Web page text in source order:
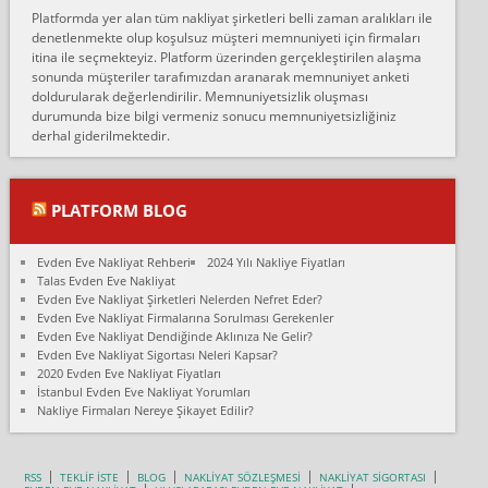
Ankara Alicanlar naklyat tel 5465524025. 2600 TL'ye ankaradan
Konya ya Alicanlar naklyat la anlaştık bu şahıs evin taşınacağı gün
fiyatın mazoto gele...
Fatih kokmese:
Diyarbakır dan eşyamı getirtmek için anlaştım sözleşme yaptım.
Son anda fiyat artırdılar.. mecburiyetten tasittim.. bu kişiler ağrılı
Ali:
olduk. Asansörlü dediler sonra uraya asansör kurulmaz dediler
fark istediler. ortada asa...
Nimet:
Ben 2021 Ağustos ilk haftası Evimi taşıdım yani İstanbul'un bir
Mahallesi'nden bir başka Mahallesi'ne yani Ümraniye bölgesinde
oturuyorum önceleri ara...
Nimet Köse:
Merhaba ben 2021 Ağustos ilk haftası evimi Ümraniye'den Çok
Hancıoğlu naklyatla taşındım...
Platformda yer alan tüm nakliyat şirketleri belli zaman aralıkları ile
denetlenmekte olup koşulsuz müşteri memnuniyeti için firmaları
itina ile seçmekteyiz. Platform üzerinden gerçekleştirilen alaşma
sonunda müşteriler tarafımızdan aranarak memnuniyet anketi
doldurularak değerlendirilir. Memnuniyetsizlik oluşması
durumunda bize bilgi vermeniz sonucu memnuniyetsizliğiniz
derhal giderilmektedir.
PLATFORM BLOG
Evden Eve Nakliyat Rehberi
2024 Yılı Nakliye Fiyatları
Talas Evden Eve Nakliyat
Evden Eve Nakliyat Şirketleri Nelerden Nefret Eder?
Evden Eve Nakliyat Firmalarına Sorulması Gerekenler
Evden Eve Nakliyat Dendiğinde Aklınıza Ne Gelir?
Evden Eve Nakliyat Sigortası Neleri Kapsar?
2020 Evden Eve Nakliyat Fiyatları
İstanbul Evden Eve Nakliyat Yorumları
Nakliye Firmaları Nereye Şikayet Edilir?
RSS TEKLİF İSTE BLOG NAKLİYAT SÖZLEŞMESİ
NAKLİYAT SİGORTASI